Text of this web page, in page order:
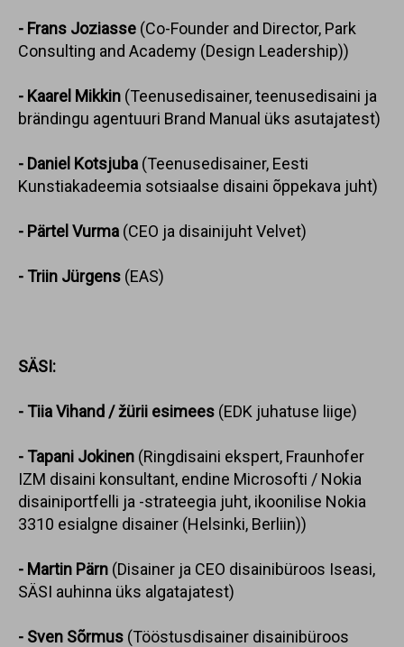
- Frans Joziasse (Co-Founder and Director, Park
Consulting and Academy (Design Leadership))
- Kaarel Mikkin (Teenusedisainer, teenusedisaini ja
brändingu agentuuri Brand Manual üks asutajatest)
- Daniel Kotsjuba (Teenusedisainer, Eesti
Kunstiakadeemia sotsiaalse disaini õppekava juht)
- Pärtel Vurma (CEO ja disainijuht Velvet)
- Triin Jürgens (EAS)
SÄSI:
- Tiia Vihand / žürii esimees (EDK juhatuse liige)
- Tapani Jokinen (Ringdisaini ekspert, Fraunhofer
IZM disaini konsultant, endine Microsofti / Nokia
disainiportfelli ja -strateegia juht, ikoonilise Nokia
3310 esialgne disainer (Helsinki, Berliin))
- Martin Pärn (Disainer ja CEO disainibüroos Iseasi,
SÄSI auhinna üks algatajatest)
- Sven Sõrmus (Tööstusdisainer disainibüroos